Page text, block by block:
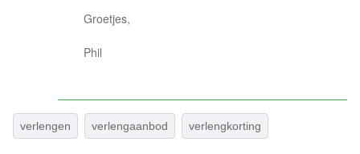
Groetjes,
Phil
verlengen verlengaanbod verlengkorting